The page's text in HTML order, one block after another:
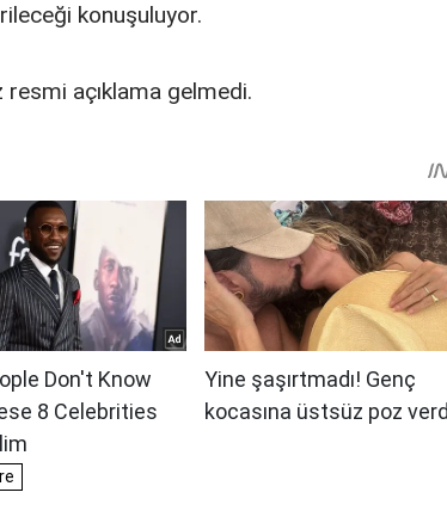
konuşuluyor.
açıklama gelmedi.